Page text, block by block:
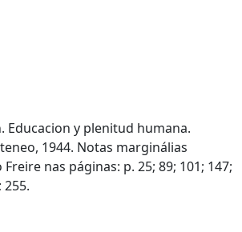
Educacion y plenitud humana.
1944. Notas marginálias
nas páginas: p. 25; 89; 101; 147;
255.